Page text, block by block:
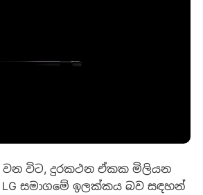
වන විට, දුරකථන ඒකක මිලියන
සමාගමේ ඉලක්කය බව සඳහන්